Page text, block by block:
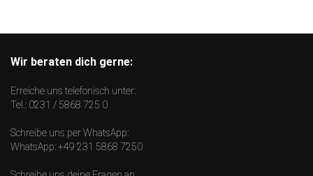
Wir beraten dich gerne:
Erreiche uns telefonisch unter:
Tel.: 0231 / 5868 725 0
Schreibe uns per WhatsApp:
WhatsApp:+49 231 5868 7250